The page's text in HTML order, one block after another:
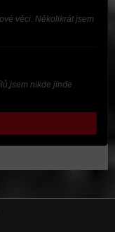
věci. Několikrát jsem
nikde jinde